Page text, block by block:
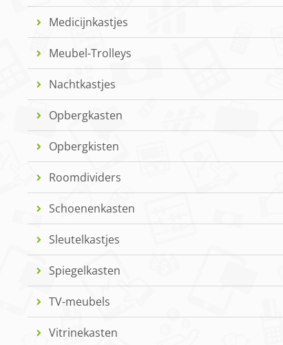
Medicijnkastjes
Meubel-Trolleys
Nachtkastjes
Opbergkasten
Opbergkisten
Roomdividers
Schoenenkasten
Sleutelkastjes
Spiegelkasten
TV-meubels
Vitrinekasten